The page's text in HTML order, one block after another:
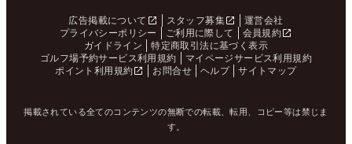
広告掲載について スタッフ募集
運営会社
プライバシーポリシー
ご利用に際して
会員規約
ガイドライン
特定商取引法に基づく表示
ゴルフ場予約サービス利用規約
マイページサービス利用規約
ポイント利用規約
お問合せ ヘルプ サイトマップ
掲載されている全てのコンテンツの無断での転載、転用、コピー等は禁じま
す。